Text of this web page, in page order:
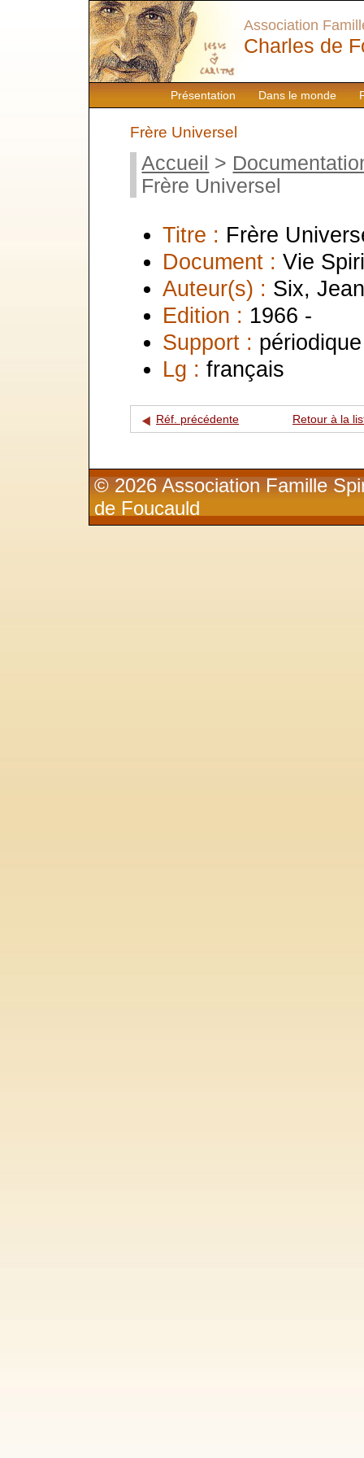
Présentation Dans le monde
Association
Charles de
Frère Universel
Accueil >
Frère Universel
Titre : Frère
Document : Vie
Auteur(s) : Six,
Edition : 1966 -
Support : périodique
Lg : français
Réf. précédente Retour à la
© 2026 Association Famille
de Foucauld